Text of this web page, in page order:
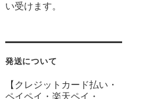
い受けます。
発送について
【クレジットカード払い・
ペイペイ・楽天ペイ・